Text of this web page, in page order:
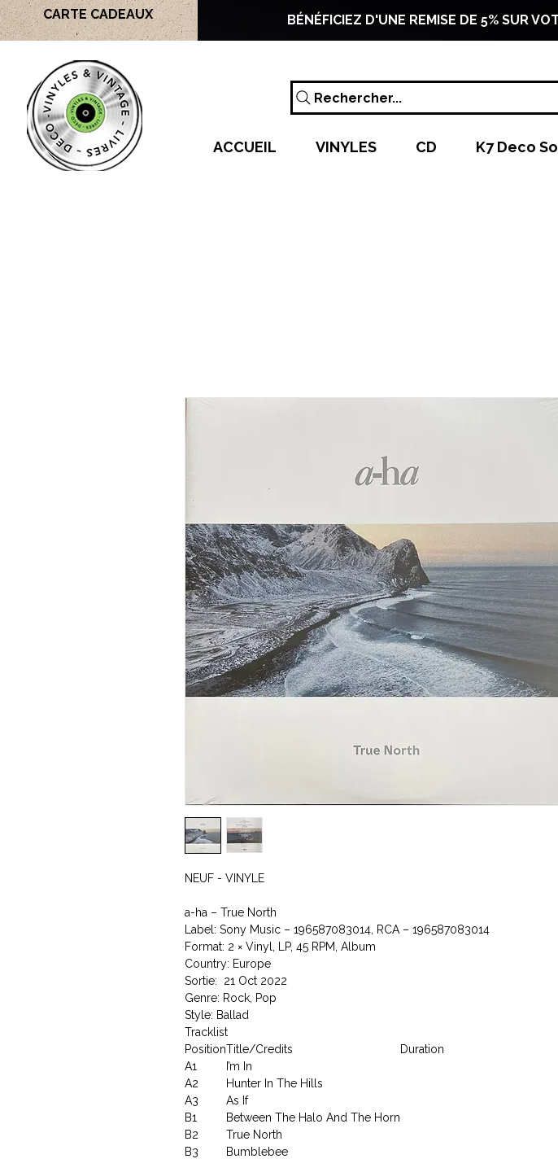
CARTE CADEAUX BÉNÉFICIEZ D'UNE REMISE DE 5% SUR
Rechercher...
ACCUEIL VINYLES CD K7 Deco
NEUF - VINYLE
a-ha ‎– True North
Label: Sony Music ‎– 196587083014, RCA ‎– 196587083014
Format: 2 × Vinyl, LP, 45 RPM, Album
Country: Europe
Sortie: 21 Oct 2022
Genre: Rock, Pop
Style: Ballad
Tracklist
PositionTitle/Credits
Duration
A1
I’m In
A2
Hunter In The Hills
A3
As If
B1
Between The Halo And The Horn
B2
True North
B3
Bumblebee